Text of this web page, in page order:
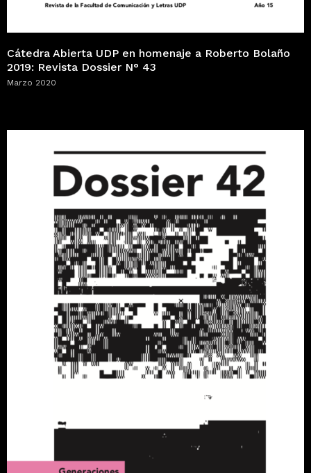
Cátedra Abierta UDP en homenaje a Roberto Bolaño
2019: Revista Dossier N° 43
Marzo 2020